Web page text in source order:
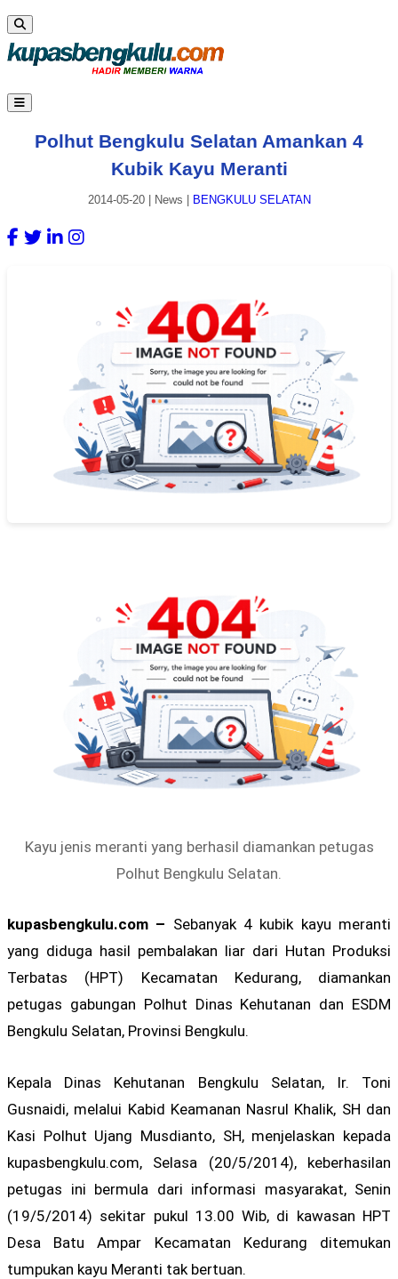
Polhut Bengkulu Selatan Amankan 4
Kubik Kayu Meranti
2014-05-20| News BENGKULU SELATAN
Kayu jenis meranti yang berhasil diamankan petugas
Polhut Bengkulu Selatan.
kupasbengkulu.com – Sebanyak 4 kubik kayu meranti
yang diduga hasil pembalakan liar dari Hutan Produksi
Terbatas (HPT) Kecamatan Kedurang, diamankan
petugas gabungan Polhut Dinas Kehutanan dan ESDM
Bengkulu Selatan, Provinsi Bengkulu.
Kepala Dinas Kehutanan Bengkulu Selatan, Ir. Toni
Gusnaidi, melalui Kabid Keamanan Nasrul Khalik, SH dan
Kasi Polhut Ujang Musdianto, SH, menjelaskan kepada
kupasbengkulu.com, Selasa (20/5/2014), keberhasilan
petugas ini bermula dari informasi masyarakat, Senin
(19/5/2014) sekitar pukul 13.00 Wib, di kawasan HPT
Desa Batu Ampar Kecamatan Kedurang ditemukan
tumpukan kayu Meranti tak bertuan.